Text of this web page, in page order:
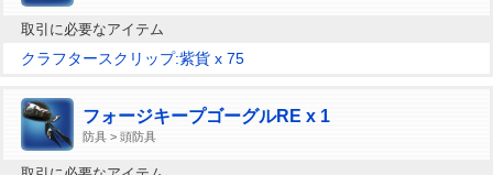
取引に必要なアイテム
クラフタースクリップ:紫貨 x 75
フォージキープゴーグルRE x 1
防具 > 頭防具